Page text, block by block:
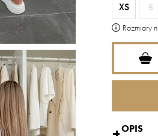
XS S
Rozmiary
OPIS